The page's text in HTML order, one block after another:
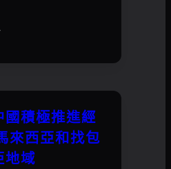
積極推進經
來西亞和找包
地域